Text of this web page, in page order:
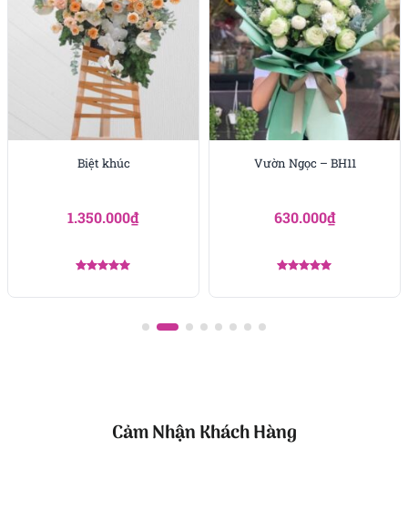
Khách hàng đặt
Biệt khúc
1.350.000₫
Vườn Ngọc – BH11
630.000₫
Cảm Nhận Khách Hàng